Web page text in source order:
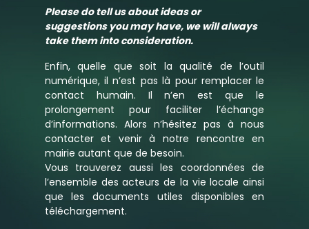
Please do tell us about ideas or
suggestions you may have, we will always
take them into consideration.
Enfin, quelle que soit la qualité de l’outil
numérique, il n’est pas là pour remplacer le
contact humain. Il n’en est que le
prolongement pour faciliter l’échange
d’informations. Alors n’hésitez pas à nous
contacter et venir à notre rencontre en
mairie autant que de besoin.
Vous trouverez aussi les coordonnées de
l’ensemble des acteurs de la vie locale ainsi
que les documents utiles disponibles en
téléchargement.